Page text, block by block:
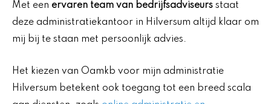
Met een ervaren team van bedrijfsadviseurs staat
deze administratiekantoor in Hilversum altijd klaar om
mij bij te staan met persoonlijk advies.
Het kiezen van Oamkb voor mijn administratie
Hilversum betekent ook toegang tot een breed scala